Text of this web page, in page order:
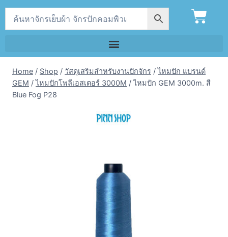
Home / Shop / วัสดุเสริมสำหรับงานปักจักร / ไหมปัก แบรนด์
GEM / ไหมปักโพลีเอสเตอร์ 3000M / ไหมปัก GEM 3000m. สี
Blue Fog P28